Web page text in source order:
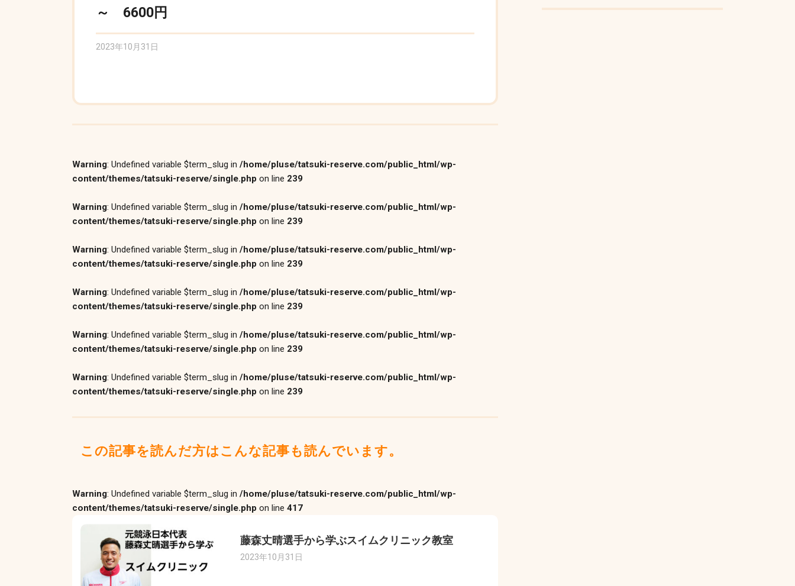
～ 6600円
2023年10月31日
Warning: Undefined variable $term_slug in /home/pluse/tatsuki-reserve.com/public_html/wp-
content/themes/tatsuki-reserve/single.php on line 239
Warning: Undefined variable $term_slug in /home/pluse/tatsuki-reserve.com/public_html/wp-
content/themes/tatsuki-reserve/single.php on line 239
Warning: Undefined variable $term_slug in /home/pluse/tatsuki-reserve.com/public_html/wp-
content/themes/tatsuki-reserve/single.php on line 239
Warning: Undefined variable $term_slug in /home/pluse/tatsuki-reserve.com/public_html/wp-
content/themes/tatsuki-reserve/single.php on line 239
Warning: Undefined variable $term_slug in /home/pluse/tatsuki-reserve.com/public_html/wp-
content/themes/tatsuki-reserve/single.php on line 239
Warning: Undefined variable $term_slug in /home/pluse/tatsuki-reserve.com/public_html/wp-
content/themes/tatsuki-reserve/single.php on line 239
この記事を読んだ方はこんな記事も読んでいます。
Warning: Undefined variable $term_slug in /home/pluse/tatsuki-reserve.com/public_html/wp-
content/themes/tatsuki-reserve/single.php on line 417
藤森丈晴選手から学ぶスイムクリニック教室
2023年10月31日